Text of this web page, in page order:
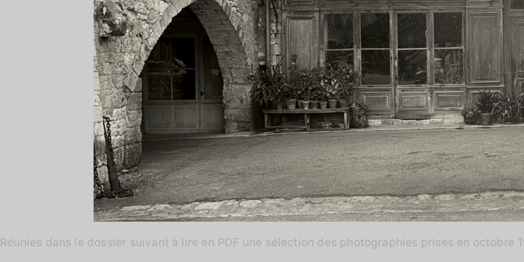
Réunies dans le dossier suivant à lire en PDF une sélection des photographies prises en octobre